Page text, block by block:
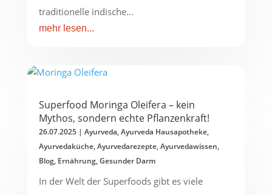
traditionelle indische...
mehr lesen...
Superfood Moringa Oleifera – kein
Mythos, sondern echte Pflanzenkraft!
26.07.2025| Ayurveda,Ayurveda Hausapotheke,
Ayurvedaküche,Ayurvedarezepte,Ayurvedawissen,
Blog, Ernährung,Gesunder Darm
In der Welt der Superfoods gibt es viele